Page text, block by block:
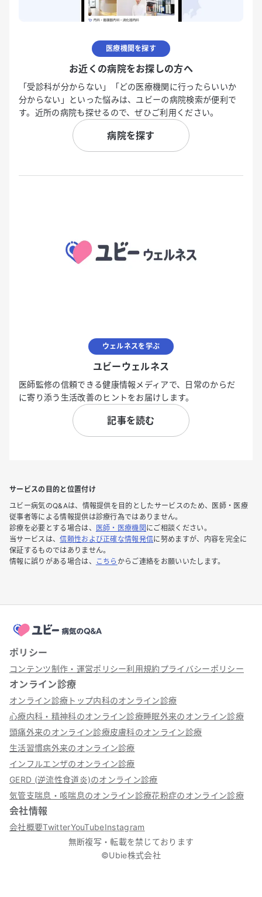
医療機関を探す
お近くの病院をお探しの方へ
「受診科が分からない」「どの医療機関に行ったらいいか
分からない」といった悩みは、ユビーの病院検索が便利で
す。近所の病院も探せるので、ぜひご利用ください。
病院を探す
ウェルネスを学ぶ
ユビーウェルネス
医師監修の信頼できる健康情報メディアで、日常のからだ
に寄り添う生活改善のヒントをお届けします。
記事を読む
サービスの目的と位置付け
ユビー病気のQ&Aは、情報提供を目的としたサービスのため、医師・医療
従事者等による情報提供は診療行為ではありません。
診療を必要とする場合は、
医師・医療機関 にご相談ください。
当サービスは、信頼性および正確な情報発信に努めますが、内容を完全に
保証するものではありません。
情報に誤りがある場合は、
こちら からご連絡をお願いいたします。
ポリシー
コンテンツ制作・運営ポリシー利用規約プライバシーポリシー
オンライン診療
オンライン診療トップ内科のオンライン診療
心療内科・精神科のオンライン診療睡眠外来のオンライン診療
頭痛外来のオンライン診療皮膚科のオンライン診療
生活習慣病外来のオンライン診療
インフルエンザのオンライン診療
GERD (逆流性食道炎)のオンライン診療
気管支喘息・咳喘息のオンライン診療花粉症のオンライン診療
会社情報
会社概要TwitterYouTubeInstagram
無断複写・転載を禁じております
©Ubie株式会社